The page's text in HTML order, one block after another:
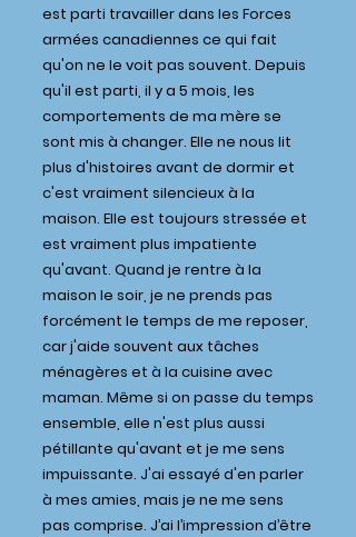
est parti travailler dans les Forces
armées canadiennes ce qui fait
qu'on ne le voit pas souvent. Depuis
qu'il est parti, il y a 5 mois, les
comportements de ma mère se
sont mis à changer. Elle ne nous lit
plus d'histoires avant de dormir et
c'est vraiment silencieux à la
maison. Elle est toujours stressée et
est vraiment plus impatiente
qu'avant. Quand je rentre à la
maison le soir, je ne prends pas
forcément le temps de me reposer,
car j'aide souvent aux tâches
ménagères et à la cuisine avec
maman. Même si on passe du temps
ensemble, elle n'est plus aussi
pétillante qu'avant et je me sens
impuissante. J'ai essayé d'en parler
à mes amies, mais je ne me sens
pas comprise. J’ai l’impression d’être